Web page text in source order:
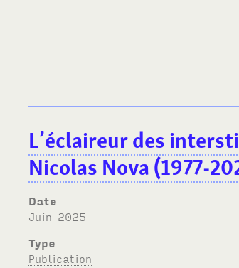
L’éclaireur des
Nicolas Nova (1977-
Date
juin 2025
Type
Publication